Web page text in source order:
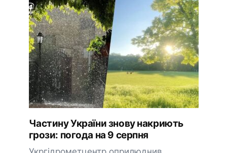
Частину України знову накриють
грози: погода на 9 серпня